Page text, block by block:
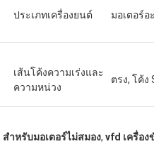
ประเภทเครื่องยนต์ มอเตอร์
เส้นโค้งความเร่งและ
ความหน่วง
ตรง, โค้ง
สําหรับมอเตอร์ไม่สมอง, vfd เครื่อ